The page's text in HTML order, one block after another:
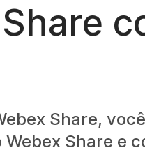
Share,
Share e